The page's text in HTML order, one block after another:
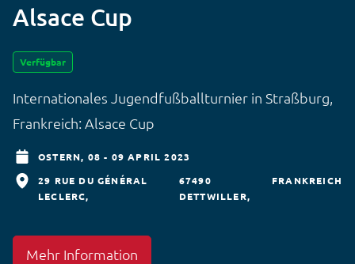
Alsace Cup
Verfügbar
Internationales Jugendfußballturnier in Straßburg,
Frankreich: Alsace Cup
OSTERN, 08 - 09 APRIL 2023
29 RUE DU GÉNÉRAL
LECLERC
67490
DETTWILLER
FRANKREICH
Mehr Information